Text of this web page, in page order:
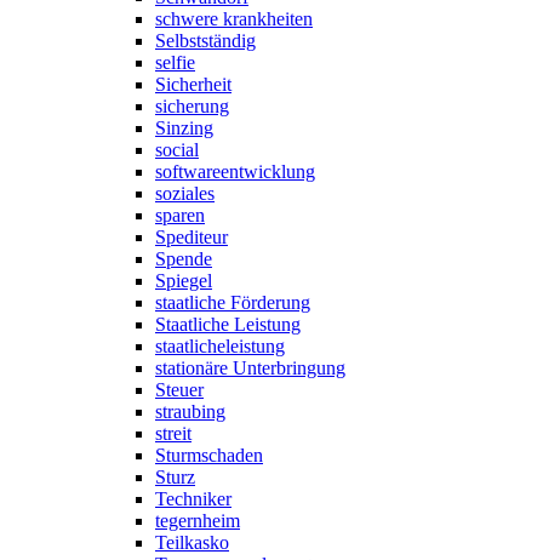
schwere krankheiten
Selbstständig
selfie
Sicherheit
sicherung
Sinzing
social
softwareentwicklung
soziales
sparen
Spediteur
Spende
Spiegel
staatliche Förderung
Staatliche Leistung
staatlicheleistung
stationäre Unterbringung
Steuer
straubing
streit
Sturmschaden
Sturz
Techniker
tegernheim
Teilkasko